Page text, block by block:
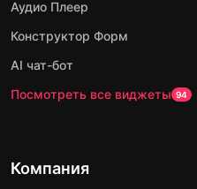
Аудио Плеер
Конструктор Форм
AI чат-бот
Посмотреть все виджеты 94
Компания